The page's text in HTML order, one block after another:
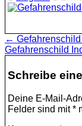
←
Gefahrenschild
Schreibe
Deine E-Mail-
Felder sind mit*